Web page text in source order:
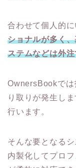
合わせて個人的
ショナルが多く
ステムなどは外
OwnersBookでは
り取りが発生し
行います。
そんな要となる
内製化してプロ